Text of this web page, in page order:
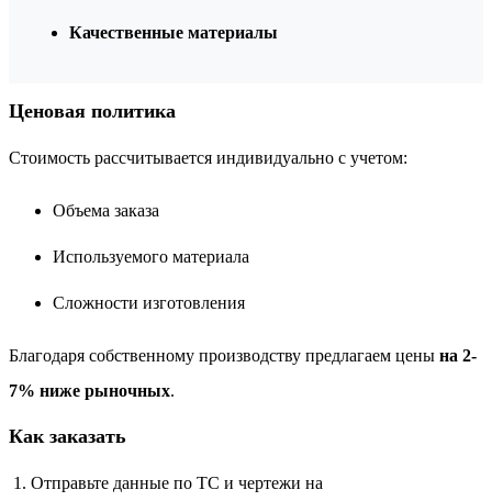
Качественные материалы
Ценовая политика
Стоимость рассчитывается индивидуально с учетом:
Объема заказа
Используемого материала
Сложности изготовления
Благодаря собственному производству предлагаем цены на 2-
7% ниже рыночных.
Как заказать
Отправьте данные по ТС и чертежи на